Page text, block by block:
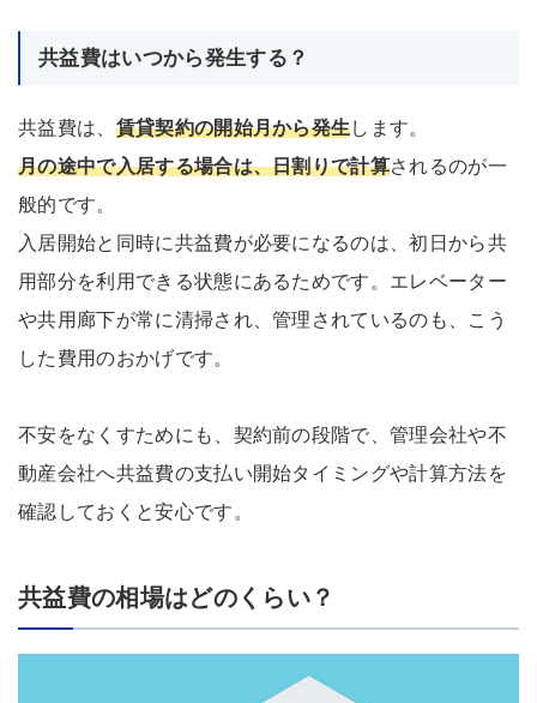
共益費はいつから発生する？
共益費は、 賃貸契約の開始月から発生します。
月の途中で入居する場合は、日割りで計算されるのが一
般的です。
入居開始と同時に共益費が必要になるのは、初日から共
用部分を利用できる状態にあるためです。エレベーター
や共用廊下が常に清掃され、管理されているのも、こう
した費用のおかげです。
不安をなくすためにも、契約前の段階で、管理会社や不
動産会社へ共益費の支払い開始タイミングや計算方法を
確認しておくと安心です。
共益費の相場はどのくらい？